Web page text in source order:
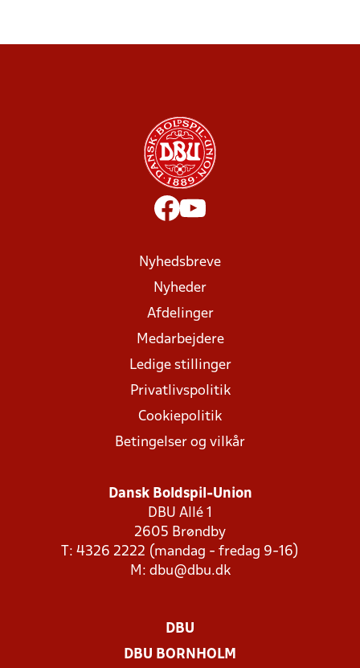
Nyhedsbreve
Nyheder
Afdelinger
Medarbejdere
Ledige stillinger
Privatlivspolitik
Cookiepolitik
Betingelser og vilkår
Dansk Boldspil-Union
DBU Allé 1
2605 Brøndby
T: 4326 2222 (mandag - fredag 9-16)
M: dbu@dbu.dk
DBU
DBU BORNHOLM